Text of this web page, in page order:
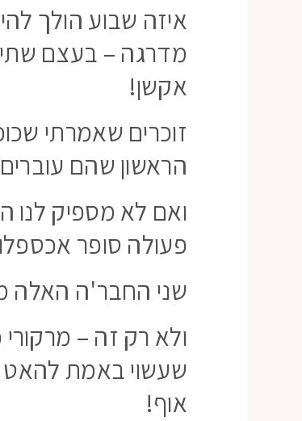
איזה שבוע הולך
מדרגה – בעצם
אקשן!
זוכרים שאמרתי
הראשון שהם
ואם לא מספיק לנו
פעולה סופר
שני החבר'ה האלה
ולא רק זה –
שעשוי באמת להאט
אוף!